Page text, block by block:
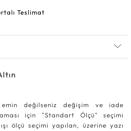
Teslimat
emin değilseniz değişim ve iade
için "Standart Ölçü" seçimi
ölçü seçimi yapılan, üzerine yazı